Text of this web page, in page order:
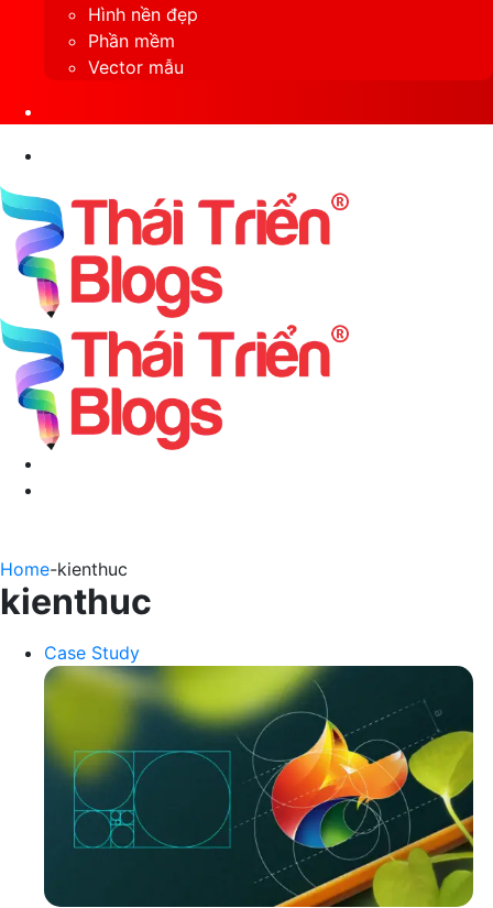
Hình nền đẹp
Phần mềm
Vector mẫu
Home-kienthuc
kienthuc
Case Study